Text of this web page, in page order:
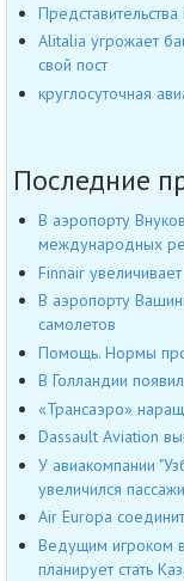
Alitalia угрожает
свой пост
круглосуточная
Последние
В аэропорту
международных
Finnair
В аэропорту
самолетов
Помощь. Нормы
В Голландии
«Трансаэро»
Dassault Aviation
У авиакомпании
увеличился
Air Europa
Ведущим игроком в
планирует стать